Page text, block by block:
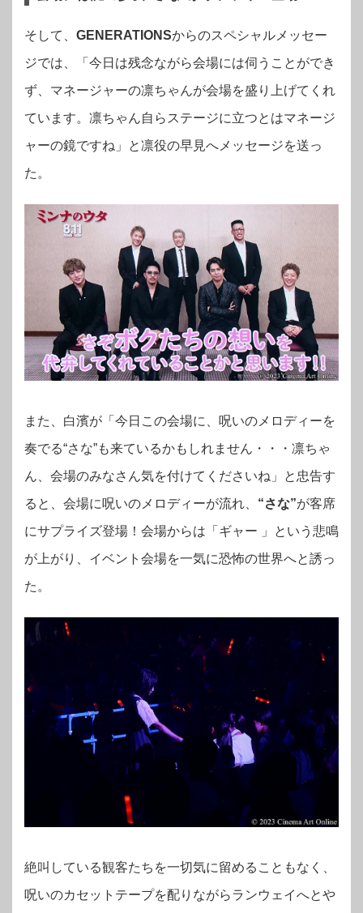
そして、 GENERATIONSからのスペシャルメッセー
ジでは、「今日は残念ながら会場には伺うことができ
ず、マネージャーの凛ちゃんが会場を盛り上げてくれ
ています。凛ちゃん自らステージに立つとはマネージ
ャーの鏡ですね」と凛役の早見へメッセージを送っ
た。
また、白濱が「今日この会場に、呪いのメロディーを
奏でる“さな”も来ているかもしれません・・・凛ちゃ
ん、会場のみなさん気を付けてくださいね」と忠告す
ると、会場に呪いのメロディーが流れ、 “さな”が客席
にサプライズ登場！ 会場からは「ギャー 」という悲鳴
が上がり、イベント会場を一気に恐怖の世界へと誘っ
た。
絶叫している観客たちを一切気に留めることもなく、
呪いのカセットテープを配りながらランウェイへとや